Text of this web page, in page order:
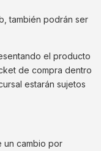
también podrán ser
el producto
de compra dentro
estarán sujetos
un cambio por